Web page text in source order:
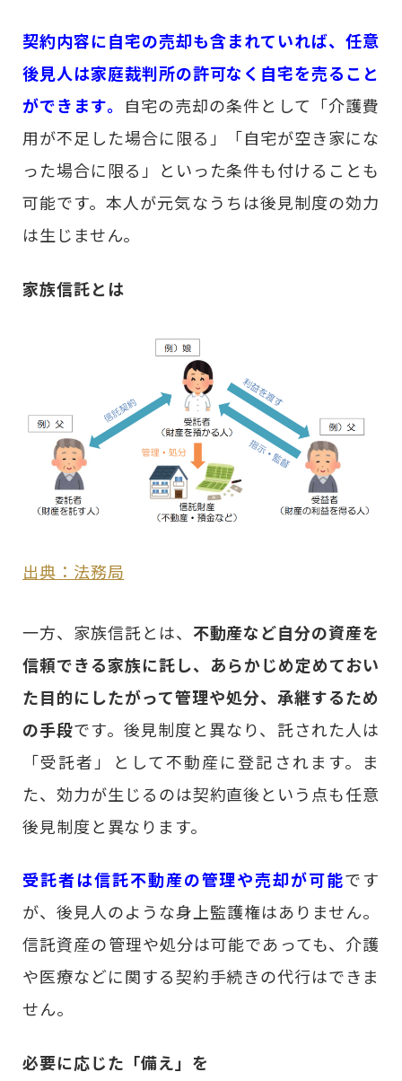
契約内容に自宅の売却も含まれていれば、任意
後見人は家庭裁判所の許可なく自宅を売ること
ができます。 自宅の売却の条件として「介護費
用が不足した場合に限る」「自宅が空き家にな
った場合に限る」といった条件も付けることも
可能です。本人が元気なうちは後見制度の効力
は生じません。
家族信託とは
出典：法務局
一方、家族信託とは、 不動産など自分の資産を
信頼できる家族に託し、あらかじめ定めておい
た目的にしたがって管理や処分、承継するため
の手段です。後見制度と異なり、託された人は
「受託者」として不動産に登記されます。ま
た、効力が生じるのは契約直後という点も任意
後見制度と異なります。
受託者は信託不動産の管理や売却が可能です
が、後見人のような身上監護権はありません。
信託資産の管理や処分は可能であっても、介護
や医療などに関する契約手続きの代行はできま
せん。
必要に応じた「備え」を